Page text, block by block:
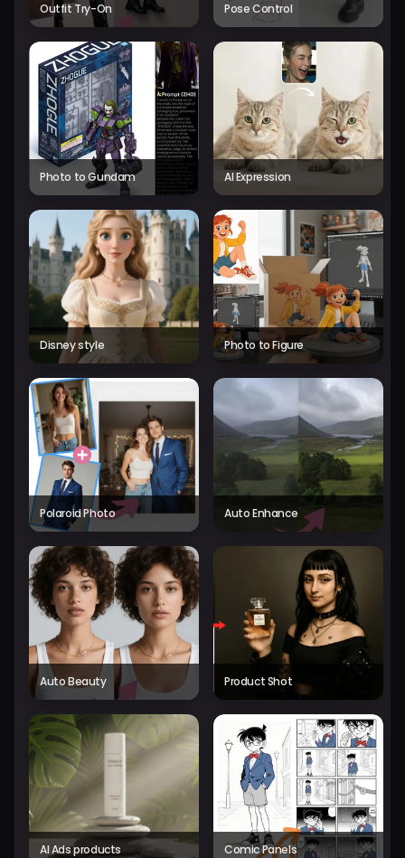
Outfit Try-On Pose Control
Photo to Gundam AI Expression
Disney style Photo to Figure
Polaroid Photo Auto Enhance
Auto Beauty Product Shot
AI Ads products Comic Panels